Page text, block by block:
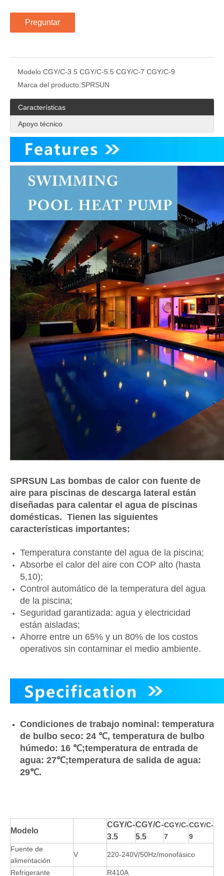
Preguntar
Modelo:CGY/C-3.5 CGY/C-5.5 CGY/C-7 CGY/C-9
Marca del producto:SPRSUN
Características
Apoyo técnico
SPRSUN Las bombas de calor con fuente de
aire para piscinas de descarga lateral están
diseñadas para calentar el agua de piscinas
domésticas. Tienen las siguientes
características importantes:
Temperatura constante del agua de la piscina;
Absorbe el calor del aire con COP alto (hasta
5,10);
Control automático de la temperatura del agua
de la piscina;
Seguridad garantizada: agua y electricidad
están aisladas;
Ahorre entre un 65% y un 80% de los costos
operativos sin contaminar el medio ambiente.
Condiciones de trabajo nominal: temperatura
de bulbo seco: 24 ℃, temperatura de bulbo
húmedo: 16 ℃;temperatura de entrada de
agua: 27℃;temperatura de salida de agua:
29℃.
Modelo
CGY/C-
3.5
CGY/C-
5.5
CGY/C-
7
CGY/C-
9
Fuente de
alimentación
V 220-240V/50Hz/monofásico
Refrigerante R410A